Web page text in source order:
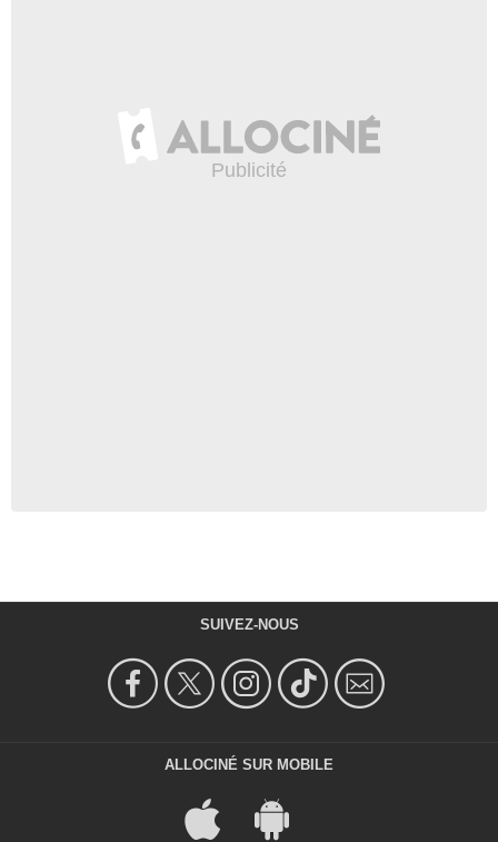
SUIVEZ-NOUS
ALLOCINÉ SUR MOBILE